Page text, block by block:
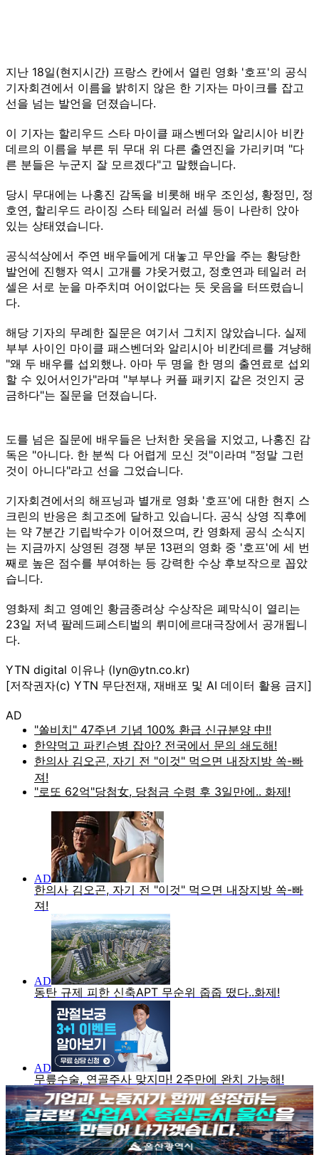
지난 18일(현지시간) 프랑스 칸에서 열린 영화 '호프'의 공식
기자회견에서 이름을 밝히지 않은 한 기자는 마이크를 잡고
선을 넘는 발언을 던졌습니다.
이 기자는 할리우드 스타 마이클 패스벤더와 알리시아 비칸
데르의 이름을 부른 뒤 무대 위 다른 출연진을 가리키며 "다
른 분들은 누군지 잘 모르겠다"고 말했습니다.
당시 무대에는 나홍진 감독을 비롯해 배우 조인성, 황정민, 정
호연, 할리우드 라이징 스타 테일러 러셀 등이 나란히 앉아
있는 상태였습니다.
공식석상에서 주연 배우들에게 대놓고 무안을 주는 황당한
발언에 진행자 역시 고개를 갸웃거렸고, 정호연과 테일러 러
셀은 서로 눈을 마주치며 어이없다는 듯 웃음을 터뜨렸습니
다.
해당 기자의 무례한 질문은 여기서 그치지 않았습니다. 실제
부부 사이인 마이클 패스벤더와 알리시아 비칸데르를 겨냥해
"왜 두 배우를 섭외했나. 아마 두 명을 한 명의 출연료로 섭외
할 수 있어서인가"라며 "부부나 커플 패키지 같은 것인지 궁
금하다"는 질문을 던졌습니다.
도를 넘은 질문에 배우들은 난처한 웃음을 지었고, 나홍진 감
독은 "아니다. 한 분씩 다 어렵게 모신 것"이라며 "정말 그런
것이 아니다"라고 선을 그었습니다.
기자회견에서의 해프닝과 별개로 영화 '호프'에 대한 현지 스
크린의 반응은 최고조에 달하고 있습니다. 공식 상영 직후에
는 약 7분간 기립박수가 이어졌으며, 칸 영화제 공식 소식지
는 지금까지 상영된 경쟁 부문 13편의 영화 중 '호프'에 세 번
째로 높은 점수를 부여하는 등 강력한 수상 후보작으로 꼽았
습니다.
영화제 최고 영예인 황금종려상 수상작은 폐막식이 열리는
23일 저녁 팔레드페스티벌의 뤼미에르대극장에서 공개됩니
다.
YTN digital 이유나 (lyn@ytn.co.kr)
[저작권자(c) YTN 무단전재, 재배포 및 AI 데이터 활용 금지]
AD